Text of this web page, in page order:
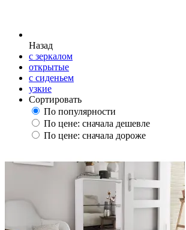
Назад
с зеркалом
открытые
с сиденьем
узкие
Сортировать
По популярности
По цене: сначала дешевле
По цене: сначала дороже